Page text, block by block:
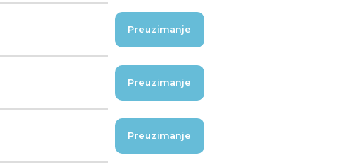
Preuzimanje
Preuzimanje
Preuzimanje